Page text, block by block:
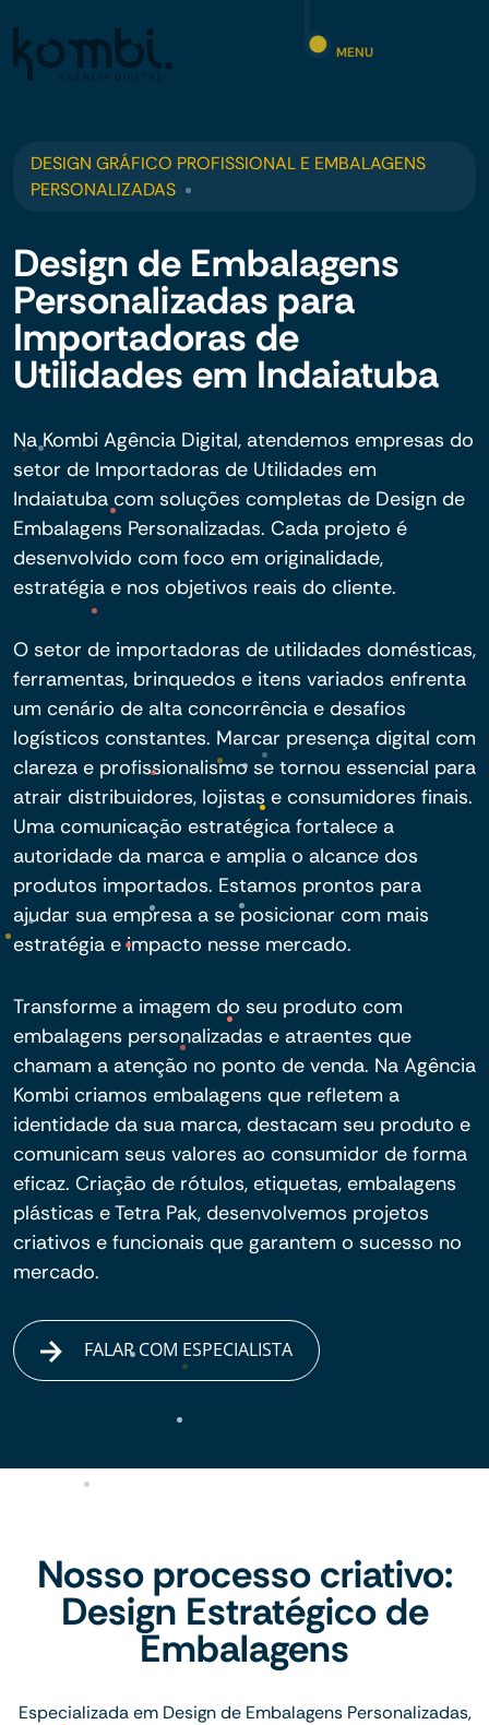
MENU
DESIGN GRÁFICO PROFISSIONAL E EMBALAGENS
PERSONALIZADAS
Design de Embalagens
Personalizadas para
Importadoras de
Utilidades em Indaiatuba
Na Kombi Agência Digital, atendemos empresas do
setor de Importadoras de Utilidades em
Indaiatuba com soluções completas de Design de
Embalagens Personalizadas. Cada projeto é
desenvolvido com foco em originalidade,
estratégia e nos objetivos reais do cliente.
O setor de importadoras de utilidades domésticas,
ferramentas, brinquedos e itens variados enfrenta
um cenário de alta concorrência e desafios
logísticos constantes. Marcar presença digital com
clareza e profissionalismo se tornou essencial para
atrair distribuidores, lojistas e consumidores finais.
Uma comunicação estratégica fortalece a
autoridade da marca e amplia o alcance dos
produtos importados. Estamos prontos para
ajudar sua empresa a se posicionar com mais
estratégia e impacto nesse mercado.
Transforme a imagem do seu produto com
embalagens personalizadas e atraentes que
chamam a atenção no ponto de venda. Na Agência
Kombi criamos embalagens que refletem a
identidade da sua marca, destacam seu produto e
comunicam seus valores ao consumidor de forma
eficaz. Criação de rótulos, etiquetas, embalagens
plásticas e Tetra Pak, desenvolvemos projetos
criativos e funcionais que garantem o sucesso no
mercado.
FALAR COM ESPECIALISTA
Nosso processo criativo:
Design Estratégico de
Embalagens
Especializada em Design de Embalagens Personalizadas,